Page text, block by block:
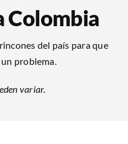
Colombia
del país para que
un problema.
variar.